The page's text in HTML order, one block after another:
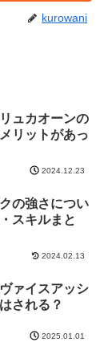
kurowani
ュカオーンの
リットがあっ
2024.12.23
の強さについ
スキルまと
2024.02.13
ァイスアッシ
される？
2025.01.01